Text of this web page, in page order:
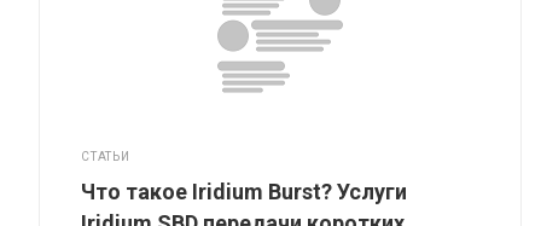
СТАТЬИ
Что такое Iridium Burst? Услуги